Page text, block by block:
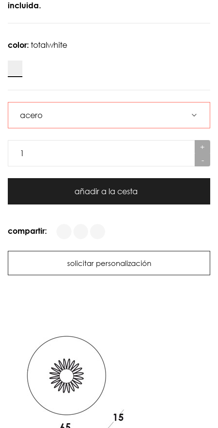
incluida.
color: totalwhite
+
-
añadir a la cesta
compartir:
solicitar personalización